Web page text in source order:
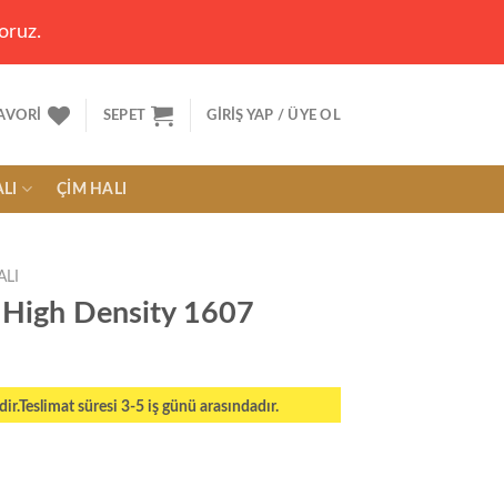
SEPET GIRIŞ YAP / ÜYE OL
ÇIM HALI
Density 1607
dir.Teslimat süresi 3-5 iş günü arasındadır.